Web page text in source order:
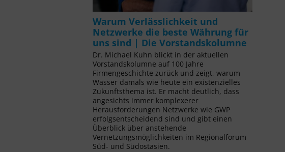
Warum Verlässlichkeit und
Netzwerke die beste Währung für
uns sind | Die Vorstandskolumne
Dr. Michael Kuhn blickt in der aktuellen
Vorstandskolumne auf 100 Jahre
Firmengeschichte zurück und zeigt, warum
Wasser damals wie heute ein existenzielles
Zukunftsthema ist. Er macht deutlich, dass
angesichts immer komplexerer
Herausforderungen Netzwerke wie GWP
erfolgsentscheidend sind und gibt einen
Überblick über anstehende
Vernetzungsmöglichkeiten im Regionalforum
Süd- und Südostasien.